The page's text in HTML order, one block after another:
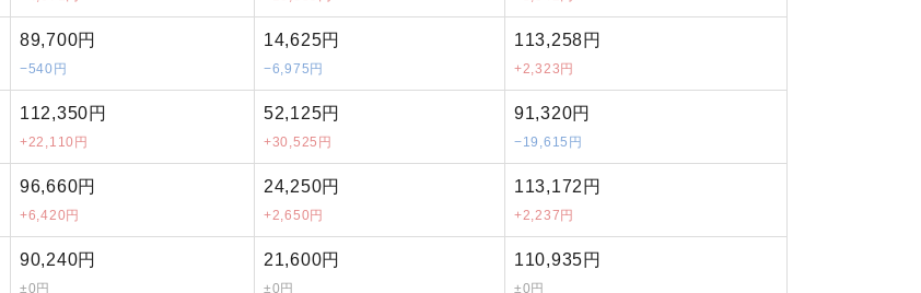
89,700円
−540円
14,625円
−6,975円
113,258円
+2,323円
112,350円
+22,110円
52,125円
+30,525円
91,320円
−19,615円
96,660円
+6,420円
24,250円
+2,650円
113,172円
+2,237円
90,240円
±0円
21,600円
±0円
110,935円
±0円